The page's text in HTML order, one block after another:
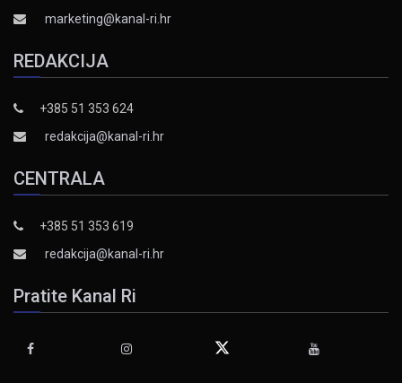
marketing@kanal-ri.hr
REDAKCIJA
+385 51 353 624
redakcija@kanal-ri.hr
CENTRALA
+385 51 353 619
redakcija@kanal-ri.hr
Pratite Kanal Ri